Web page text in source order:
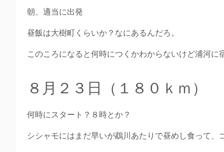
朝、適当に出発
昼飯は大樹町くらいか？なにあるんだろ。
このころになると何時につくかわからないけど浦河に
８月２３日（１８０ｋｍ）
何時にスタート？８時とか？
シシャモにはまだ早いが鵡川あたりで昼めし食って、